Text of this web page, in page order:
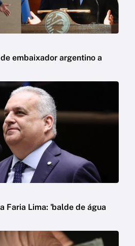
embaixador argentino a
Faria Lima: 'balde de água